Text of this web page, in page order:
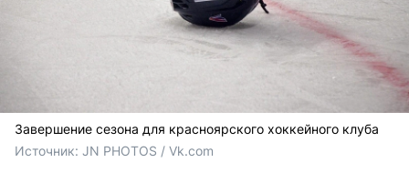
Завершение сезона для красноярского хоккейного клуба
Источник: JN PHOTOS / Vk.com